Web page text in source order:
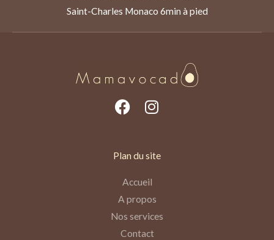
Saint-Charles Monaco 6min à pied
F
e
o
o
k
I
t
g
r
a
m
Plan du site
Accueil
A propos
Nos services
Contact